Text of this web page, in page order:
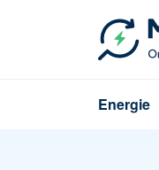
Energie